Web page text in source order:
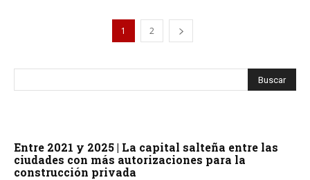
1 2
Entre 2021 y 2025 | La capital salteña entre las
ciudades con más autorizaciones para la
construcción privada